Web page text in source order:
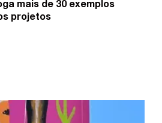
mais de 30 exemplos
projetos